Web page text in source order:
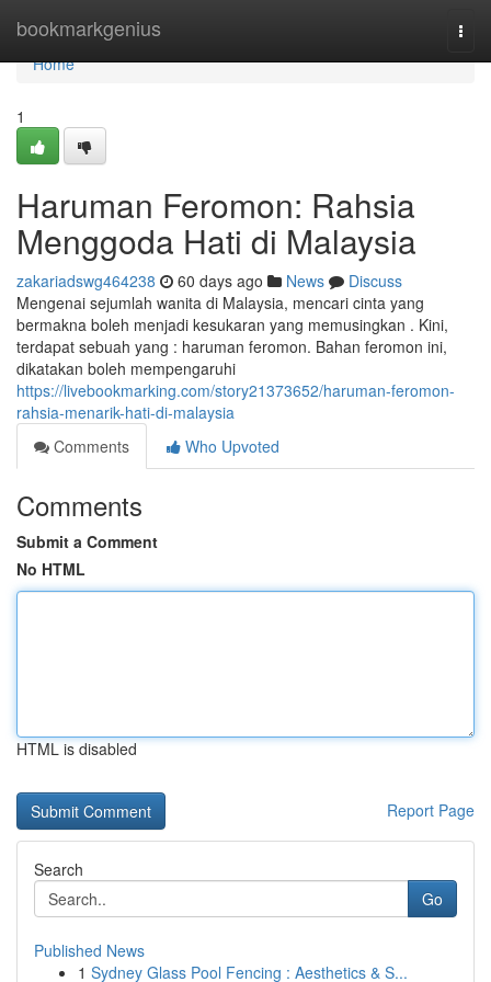
bookmarkgenius
Home
Home
1
Haruman Feromon: Rahsia
Menggoda Hati di Malaysia
zakariadswg464238 60 days ago News
Discuss
Mengenai sejumlah wanita di Malaysia, mencari cinta yang
bermakna boleh menjadi kesukaran yang memusingkan . Kini,
terdapat sebuah yang : haruman feromon. Bahan feromon ini,
dikatakan boleh mempengaruhi
https://livebookmarking.com/story21373652/haruman-feromon-
rahsia-menarik-hati-di-malaysia
Comments
Who Upvoted
Comments
Submit a Comment
No HTML
HTML is disabled
Report Page
Search
Go
Published News
1 Sydney Glass Pool Fencing : Aesthetics & S...